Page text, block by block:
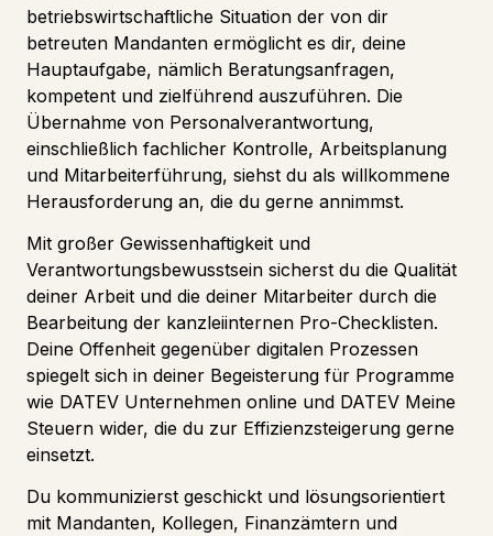
betriebswirtschaftliche Situation der von dir
betreuten Mandanten ermöglicht es dir, deine
Hauptaufgabe, nämlich Beratungsanfragen,
kompetent und zielführend auszuführen. Die
Übernahme von Personalverantwortung,
einschließlich fachlicher Kontrolle, Arbeitsplanung
und Mitarbeiterführung, siehst du als willkommene
Herausforderung an, die du gerne annimmst.
Mit großer Gewissenhaftigkeit und
Verantwortungsbewusstsein sicherst du die Qualität
deiner Arbeit und die deiner Mitarbeiter durch die
Bearbeitung der kanzleiinternen Pro-Checklisten.
Deine Offenheit gegenüber digitalen Prozessen
spiegelt sich in deiner Begeisterung für Programme
wie DATEV Unternehmen online und DATEV Meine
Steuern wider, die du zur Effizienzsteigerung gerne
einsetzt.
Du kommunizierst geschickt und lösungsorientiert
mit Mandanten, Kollegen, Finanzämtern und